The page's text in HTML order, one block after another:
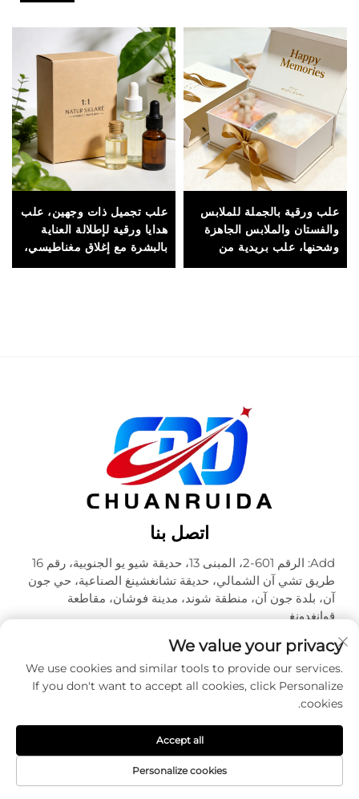
علب ورقية بالجملة للملابس
والفستان والملابس الجاهزة
وشحنها، علب بريدية من
الكرتون المموج مع مقابض،
علب تجميل ذات وجهين، علب
هدايا ورقية لإطلالة العناية
بالبشرة مع إغلاق مغناطيسي،
مناسبة للتغليف الفاخر
اتصل بنا
Add: الرقم 601-2، المبنى 13، حديقة شيو يو الجنوبية، رقم 16
طريق تشي آن الشمالي، حديقة تشانغشينغ الصناعية، حي جون
آن، بلدة جون آن، منطقة شوند، مدينة فوشان، مقاطعة
قوانغدونغ
هاتف:+86-18320933590
البريد الإلكتروني: [email protected]
المحدودة. جميع الحقوق محفوظة -
We value your privacy
We use cookies and similar tools to provide our services.
If you don't want to accept all cookies, click Personalize
cookies.
Personalize cookies
Accept all